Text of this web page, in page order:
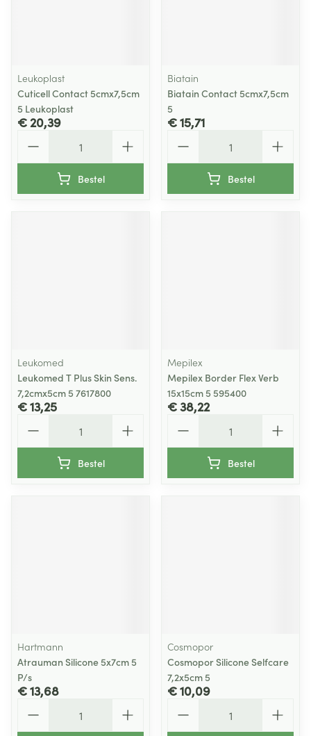
Leukoplast
Cuticell Contact 5cmx7,5cm
5 Leukoplast
€ 20,39
Bestel
Biatain
Biatain Contact 5cmx7,5cm
5
€ 15,71
Bestel
Leukomed
Leukomed T Plus Skin Sens.
7,2cmx5cm 5 7617800
€ 13,25
Bestel
Mepilex
Mepilex Border Flex Verb
15x15cm 5 595400
€ 38,22
Bestel
Hartmann
Atrauman Silicone 5x7cm 5
P/s
€ 13,68
Cosmopor
Cosmopor Silicone Selfcare
7,2x5cm 5
€ 10,09